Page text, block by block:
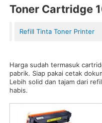
Toner Cartridge
Refill Tinta Toner Printer
Harga sudah termasuk
pabrik. Siap pakai cetak
Lebih solid dan tajam dari
habis.